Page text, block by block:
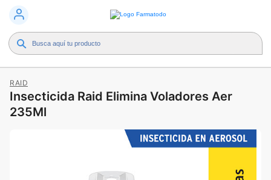
RAID
Insecticida Raid Elimina Voladores Aer
235Ml